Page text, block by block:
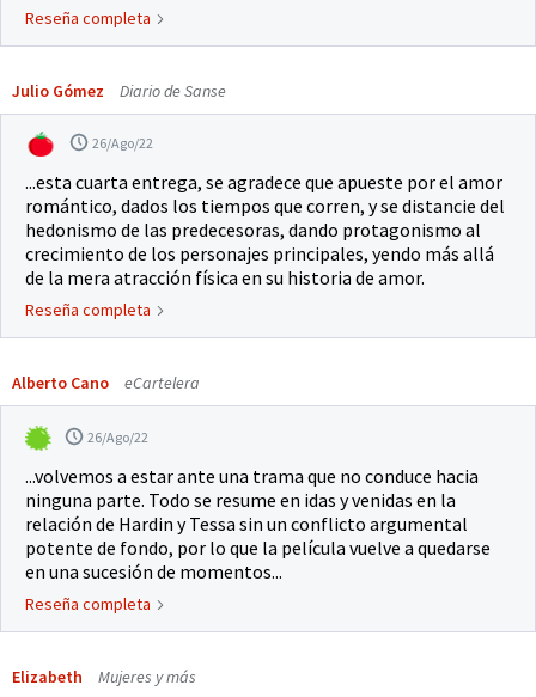
Reseña completa
Julio Gómez Diario de Sanse
26/Ago/22
...esta cuarta entrega, se agradece que apueste por el amor
romántico, dados los tiempos que corren, y se distancie del
hedonismo de las predecesoras, dando protagonismo al
crecimiento de los personajes principales, yendo más allá
de la mera atracción física en su historia de amor.
Reseña completa
Alberto Cano eCartelera
26/Ago/22
...volvemos a estar ante una trama que no conduce hacia
ninguna parte. Todo se resume en idas y venidas en la
relación de Hardin y Tessa sin un conflicto argumental
potente de fondo, por lo que la película vuelve a quedarse
en una sucesión de momentos...
Reseña completa
Elizabeth Mujeres y más